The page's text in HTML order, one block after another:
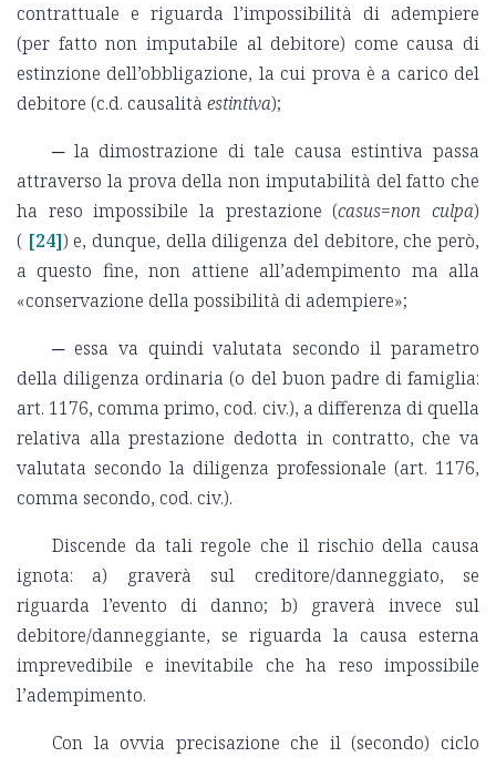
contrattuale e riguarda l’impossibilità di adempiere
(per fatto non imputabile al debitore) come causa di
estinzione dell’obbligazione, la cui prova è a carico del
debitore (c.d. causalità estintiva);
─ la dimostrazione di tale causa estintiva passa
attraverso la prova della non imputabilità del fatto che
ha reso impossibile la prestazione (casus=non culpa)
( [24]) e, dunque, della diligenza del debitore, che però,
a questo fine, non attiene all’adempimento ma alla
«conservazione della possibilità di adempiere»;
─ essa va quindi valutata secondo il parametro
della diligenza ordinaria (o del buon padre di famiglia:
art. 1176, comma primo, cod. civ.), a differenza di quella
relativa alla prestazione dedotta in contratto, che va
valutata secondo la diligenza professionale (art. 1176,
comma secondo, cod. civ.).
Discende da tali regole che il rischio della causa
ignota: a) graverà sul creditore/danneggiato, se
riguarda l’evento di danno; b) graverà invece sul
debitore/danneggiante, se riguarda la causa esterna
imprevedibile e inevitabile che ha reso impossibile
l’adempimento.
Con la ovvia precisazione che il (secondo) ciclo